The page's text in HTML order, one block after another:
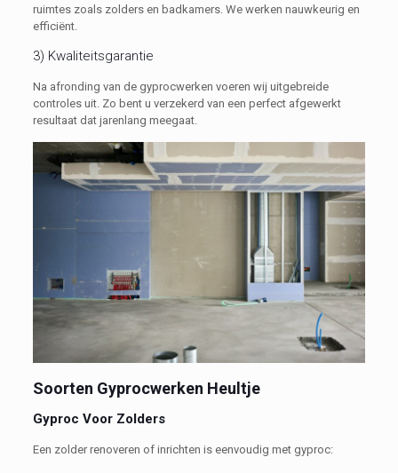
ruimtes zoals zolders en badkamers. We werken nauwkeurig en
efficiënt.
3) Kwaliteitsgarantie
Na afronding van de gyprocwerken voeren wij uitgebreide
controles uit. Zo bent u verzekerd van een perfect afgewerkt
resultaat dat jarenlang meegaat.
Soorten Gyprocwerken Heultje
Gyproc Voor Zolders
Een zolder renoveren of inrichten is eenvoudig met gyproc: